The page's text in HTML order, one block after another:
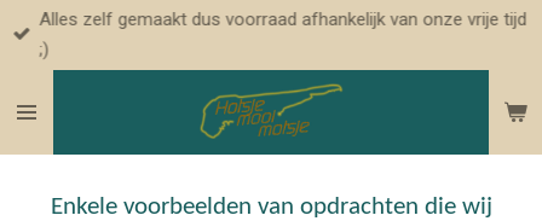
Ga
direct
de
Alles zelf gemaakt dus voorraad afhankelijk van onze vrije tijd
;)
Enkele voorbeelden van opdrachten die wij